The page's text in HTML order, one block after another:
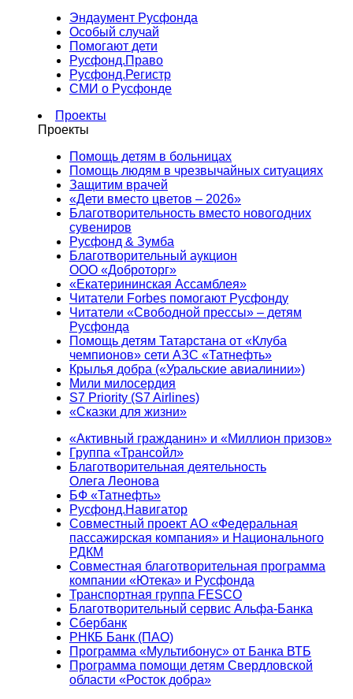
Эндаумент Русфонда
Особый случай
Помогают дети
Русфонд.Право
Русфонд.Регистр
СМИ о Русфонде
Проекты
Проекты
Помощь детям в больницах
Помощь людям в чрезвычайных ситуациях
Защитим врачей
«Дети вместо цветов – 2026»
Благотворительность вместо новогодних
сувениров
Русфонд & Зумба
Благотворительный аукцион
ООО «Доброторг»
«Екатерининская Ассамблея»
Читатели Forbes помогают Русфонду
Читатели «Свободной прессы» – детям
Русфонда
Помощь детям Татарстана от «Клуба
чемпионов» сети АЗС «Татнефть»
Крылья добра («Уральские авиалинии»)
Мили милосердия
S7 Priority (S7 Airlines)
«Сказки для жизни»
«Активный гражданин» и «Миллион призов»
Группа «Трансойл»
Благотворительная деятельность
Олега Леонова
БФ «Татнефть»
Русфонд.Навигатор
Совместный проект АО «Федеральная
пассажирская компания» и Национального
РДКМ
Совместная благотворительная программа
компании «Ютека» и Русфонда
Транспортная группа FESCO
Благотворительный сервис Альфа-Банка
Сбербанк
РНКБ Банк (ПАО)
Программа «Мультибонус» от Банка ВТБ
Программа помощи детям Свердловской
области «Росток добра»